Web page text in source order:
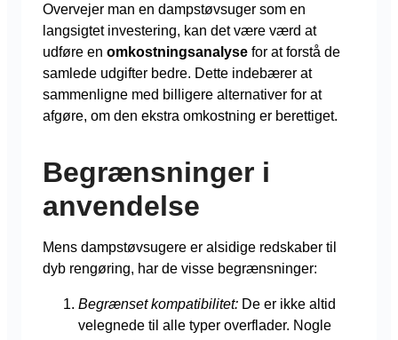
Overvejer man en dampstøvsuger som en
langsigtet investering, kan det være værd at
udføre en omkostningsanalyse for at forstå de
samlede udgifter bedre. Dette indebærer at
sammenligne med billigere alternativer for at
afgøre, om den ekstra omkostning er berettiget.
Begrænsninger i
anvendelse
Mens dampstøvsugere er alsidige redskaber til
dyb rengøring, har de visse begrænsninger:
Begrænset kompatibilitet: De er ikke altid
velegnede til alle typer overflader. Nogle